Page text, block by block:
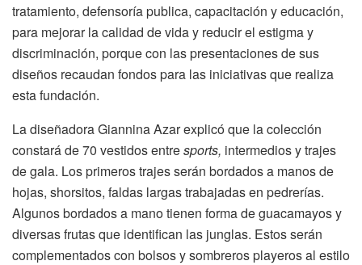
tratamiento, defensoría publica, capacitación y educación,
para mejorar la calidad de vida y reducir el estigma y
discriminación, porque con las presentaciones de sus
diseños recaudan fondos para las iniciativas que realiza
esta fundación.
La diseñadora Giannina Azar explicó que la colección
constará de 70 vestidos entresports, intermedios y trajes
de gala. Los primeros trajes serán bordados a manos de
hojas, shorsitos, faldas largas trabajadas en pedrerías.
Algunos bordados a mano tienen forma de guacamayos y
diversas frutas que identifican las junglas. Estos serán
complementados con bolsos y sombreros playeros al estilo